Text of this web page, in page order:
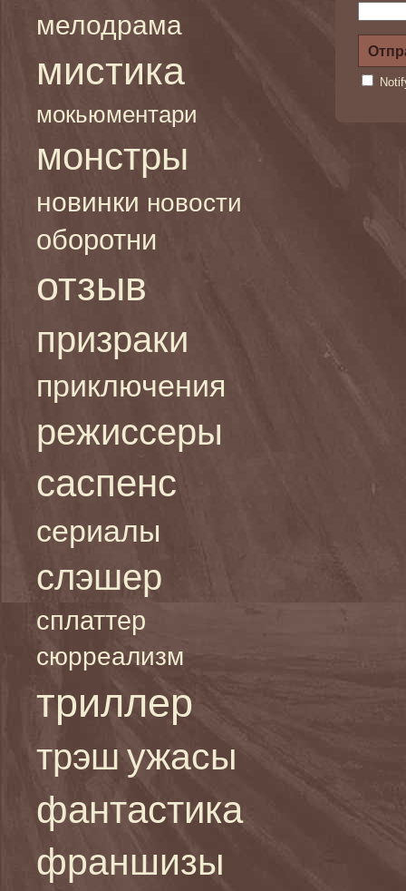
мелодрама
мистика
мокьюментари
монстры
новинки новости
оборотни
отзыв
призраки
приключения
режиссеры
саспенс
сериалы
слэшер
сплаттер
сюрреализм
триллер
трэш ужасы
фантастика
франшизы